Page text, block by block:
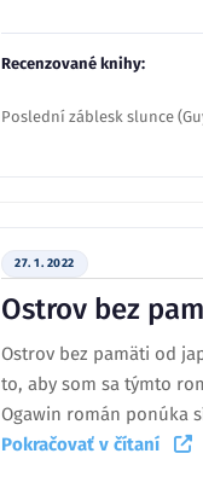
Recenzované knihy:
Poslední záblesk slunce
27. 1. 2022
Ostrov bez
Ostrov bez pamäti od
to, aby som sa týmto
Ogawin román ponúka
Pokračovať v čítaní